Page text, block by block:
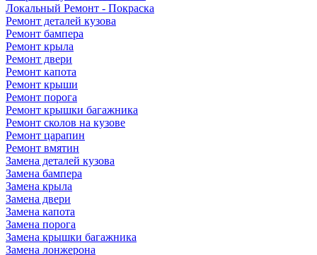
Локальный Ремонт - Покраска
Ремонт деталей кузова
Ремонт бампера
Ремонт крыла
Ремонт двери
Ремонт капота
Ремонт крыши
Ремонт порога
Ремонт крышки багажника
Ремонт сколов на кузове
Ремонт царапин
Ремонт вмятин
Замена деталей кузова
Замена бампера
Замена крыла
Замена двери
Замена капота
Замена порога
Замена крышки багажника
Замена лонжерона